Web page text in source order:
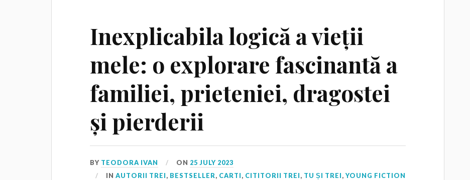
Inexplicabila logică a vieții
mele: o explorare fascinantă a
familiei, prieteniei, dragostei
și pierderii
BY TEODORA IVAN ON 25 JULY 2023
INAUTORII TREI, BESTSELLER, CARTI, CITITORII TREI, TU ȘI TREI,YOUNG FICTION